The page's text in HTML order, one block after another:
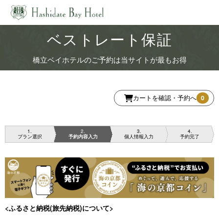
ベストレート保証
橋立ベイホテルのご予約は当サイトが最もお得
カートを確認・予約へ 0
1
プラン選択
2
予約内容入力
3
個人情報入力
4
予約完了
<ふるさと納税(旅先納税)について>